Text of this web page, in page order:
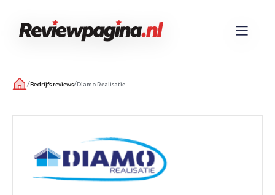
/Bedrijfs reviews/Diamo Realisatie